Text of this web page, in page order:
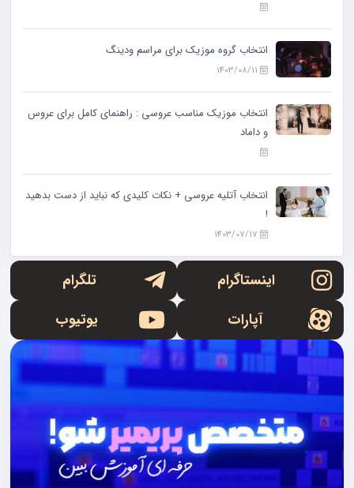
انتخاب گروه موزیک برای مراسم ودینگ
انتخاب موزیک مناسب عروسی : راهنمای کامل برای عروس
و داماد
انتخاب آتلیه عروسی + نکات کلیدی که نباید از دست بدهید
!
اینستاگرام
تلگرام
آپارات
یوتیوب